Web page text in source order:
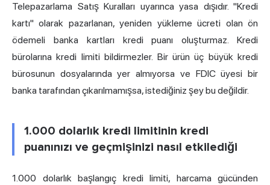
Telepazarlama Satış Kuralları uyarınca yasa dışıdır. "Kredi
kartı" olarak pazarlanan, yeniden yükleme ücreti olan ön
ödemeli banka kartlarıkredi puanı oluşturmaz. Kredi
bürolarına kredi limiti bildirmezler. Bir ürün üç büyük kredi
bürosunun dosyalarında yer almıyorsa ve FDIC üyesi bir
banka tarafından çıkarılmamışsa, istediğiniz şey bu değildir.
1.000 dolarlık kredi limitinin kredi
puanınızı ve geçmişinizi nasıl etkilediği
1.000 dolarlık başlangıç kredi limiti, harcama gücünden